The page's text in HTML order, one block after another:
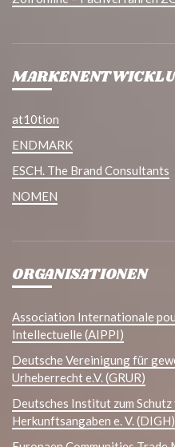
at10tion
ENDMARK
ESCH. The Brand Consultants
NOMEN
ORGANISATIONEN
Association Internationale
Intellectuelle (AIPPI)
Deutsche Vereinigung für
Urheberrecht e.V. (GRUR)
Deutsches Institut zum
Herkunftsangaben e. V. (DIGH)